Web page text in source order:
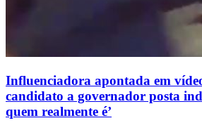
Influenciadora apontada em
candidato a governador posta
quem realmente é’